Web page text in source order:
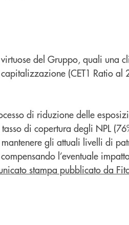
del Gruppo, quali una
(CET1 Ratio al
di riduzione delle
di copertura degli NPL
gli attuali livelli di
l’eventuale
stampa pubblicato da